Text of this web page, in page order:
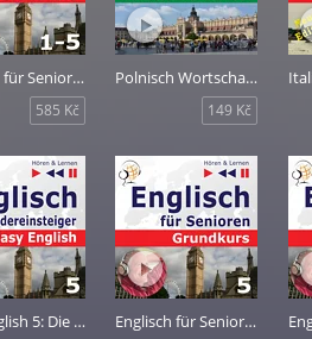
Englisch für Senioren 1-5
585 Kč
Polnisch Wortschatz für die Reise: 1000 wichtige Wörter und Wendungen
149 Kč
Easy English 5: Die Welt ums uns herum Englisch für Senioren 5: Auf Reisen